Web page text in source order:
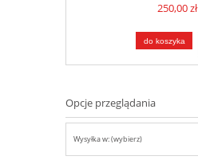
250,00 zł
do koszyka
Opcje przeglądania
Wysyłka w: (wybierz)